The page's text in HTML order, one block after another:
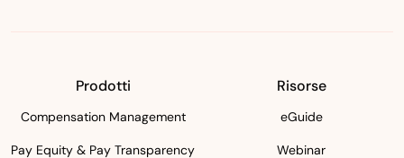
Prodotti
Compensation Management
Pay Equity & Pay Transparency
Risorse
eGuide
Webinar